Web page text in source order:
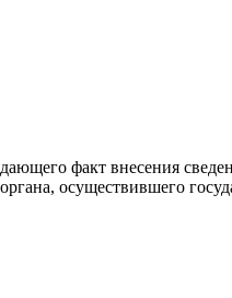
факт внесения
осуществившего